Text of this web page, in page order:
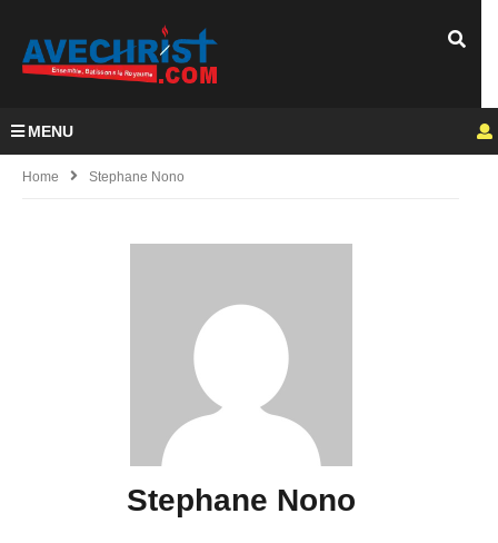
MENU
Home Stephane Nono
Stephane Nono